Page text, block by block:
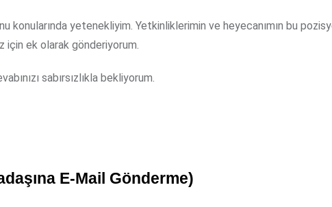
yetenekliyim. Yetkinliklerimin ve heyecanımın bu
için ek olarak gönderiyorum.
sabırsızlıkla bekliyorum.
E-Mail Gönderme)